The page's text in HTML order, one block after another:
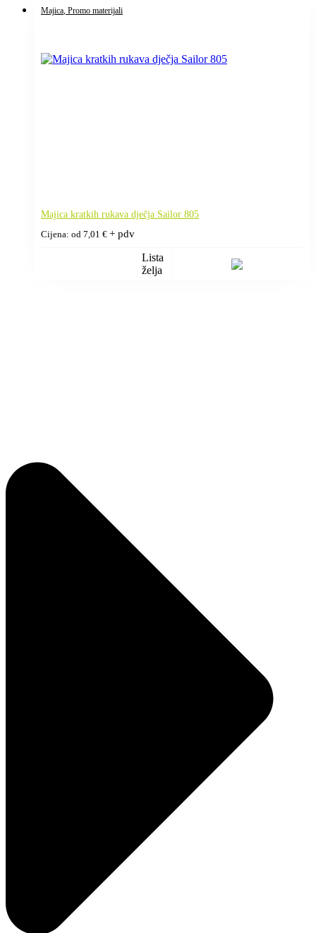
Majica , Promo materijali
Majica kratkih rukava dječja Sailor 805
Cijena: od 7,01 € + pdv
Lista
želja